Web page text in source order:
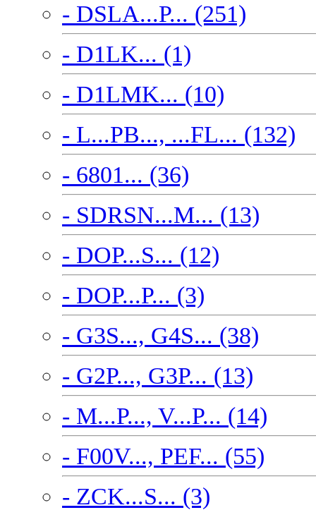
- DSLA...P... (251)
- D1LK... (1)
- D1LMK... (10)
- L...PB..., ...FL... (132)
- 6801... (36)
- SDRSN...M... (13)
- DOP...S... (12)
- DOP...P... (3)
- G3S..., G4S... (38)
- G2P..., G3P... (13)
- M...P..., V...P... (14)
- F00V..., PEF... (55)
- ZCK...S... (3)